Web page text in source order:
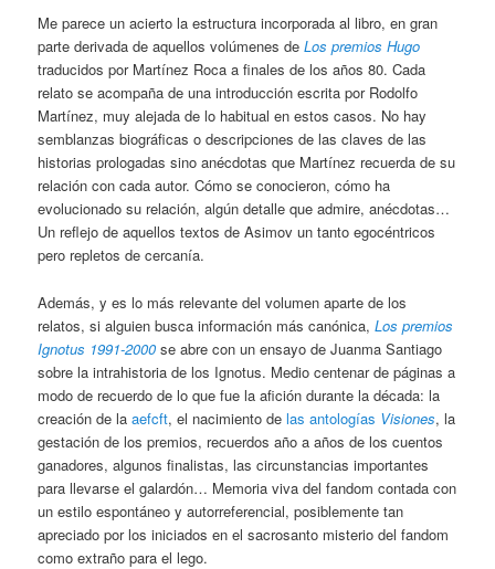
Me parece un acierto la estructura incorporada al libro, en gran
parte derivada de aquellos volúmenes deLos premios Hugo
traducidos por Martínez Roca a finales de los años 80. Cada
relato se acompaña de una introducción escrita por Rodolfo
Martínez, muy alejada de lo habitual en estos casos. No hay
semblanzas biográficas o descripciones de las claves de las
historias prologadas sino anécdotas que Martínez recuerda de su
relación con cada autor. Cómo se conocieron, cómo ha
evolucionado su relación, algún detalle que admire, anécdotas…
Un reflejo de aquellos textos de Asimov un tanto egocéntricos
pero repletos de cercanía.
Además, y es lo más relevante del volumen aparte de los
relatos, si alguien busca información más canónica,Los premios
Ignotus 1991-2000 se abre con un ensayo de Juanma Santiago
sobre la intrahistoria de los Ignotus. Medio centenar de páginas a
modo de recuerdo de lo que fue la afición durante la década: la
creación de laaefcft, el nacimiento delas antologías Visiones, la
gestación de los premios, recuerdos año a años de los cuentos
ganadores, algunos finalistas, las circunstancias importantes
para llevarse el galardón… Memoria viva del fandom contada con
un estilo espontáneo y autorreferencial, posiblemente tan
apreciado por los iniciados en el sacrosanto misterio del fandom
como extraño para el lego.